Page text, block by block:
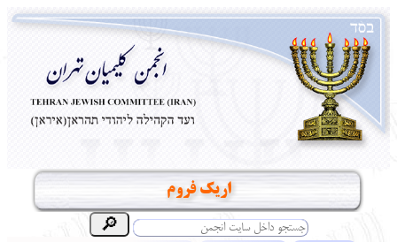
اریک فروم